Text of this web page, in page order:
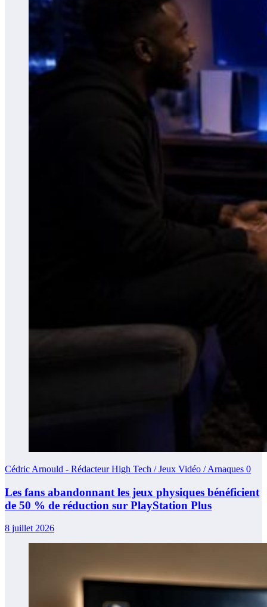
Cédric Arnould - Rédacteur High Tech / Jeux Vidéo / Arnaques 0
Les fans abandonnant les jeux physiques bénéficient
de 50 % de réduction sur PlayStation Plus
8 juillet 2026